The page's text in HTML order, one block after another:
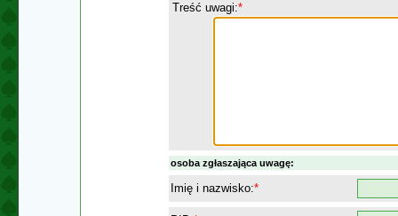
Treść uwagi:*
osoba zgłaszająca uwagę:
Imię i nazwisko:*